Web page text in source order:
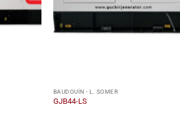
BAUDOUIN - L. SOMER
GJB44-LS